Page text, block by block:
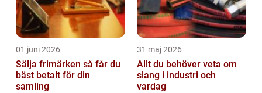
01 juni 2026
Sälja frimärken så får du
bäst betalt för din
samling
31 maj 2026
Allt du behöver veta om
slang i industri och
vardag